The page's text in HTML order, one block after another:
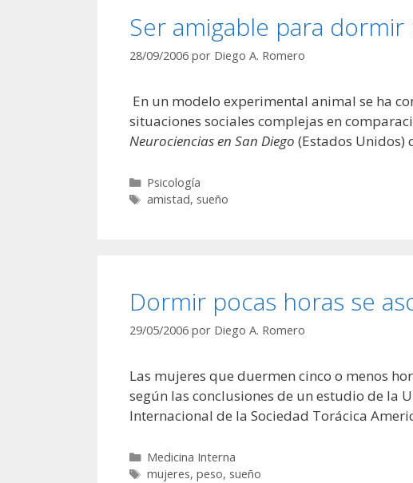
Ser amigable para
28/09/2006 por Diego A. Romero
En un modelo experimental animal se ha
situaciones sociales complejas en
Neurociencias en San Diego (Estados Unidos)
Categorías
Psicología
Etiquetas
amistad, sueño
Dormir pocas horas se
29/05/2006 por Diego A. Romero
Las mujeres que duermen cinco o menos
según las conclusiones de un estudio de la
Internacional de la Sociedad Torácica
Categorías
Medicina Interna
Etiquetas
mujeres, peso, sueño